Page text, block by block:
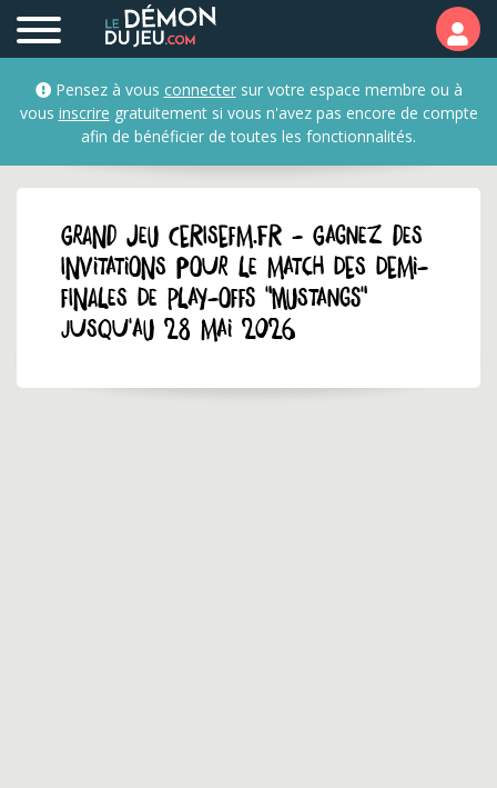
Pensez à vous connectersur votre espace membre ou à
vous inscrire gratuitement si vous n'avez pas encore de compte
afin de bénéficier de toutes les fonctionnalités.
GRAND JEU cerisefm.fr - Gagnez des
invitations pour le match des demi-
finales de play-offs "Mustangs"
jusqu'au 28 mai 2026